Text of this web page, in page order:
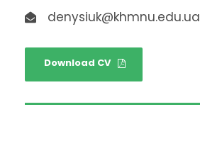
denysiuk@khmnu.edu.ua
Download CV